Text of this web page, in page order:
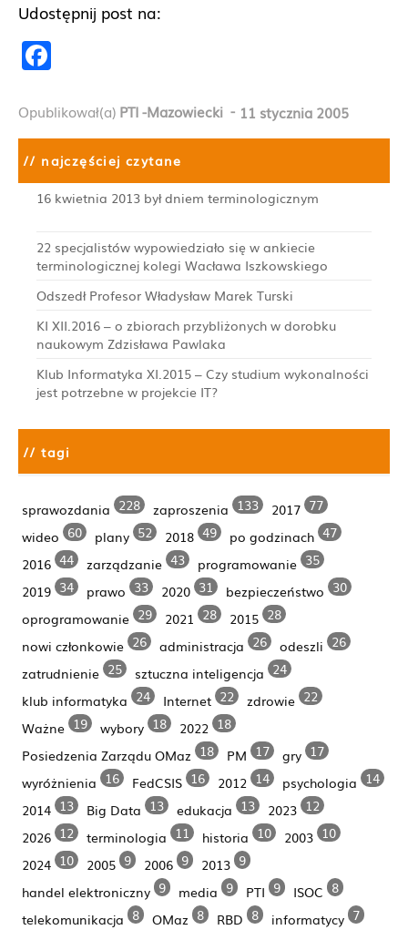
Udostępnij post na:
c
e
b
o
k
Opublikował(a) PTI -Mazowiecki - 11 stycznia 2005
// najczęściej czytane
16 kwietnia 2013 był dniem terminologicznym
22 specjalistów wypowiedziało się w ankiecie
terminologicznej kolegi Wacława Iszkowskiego
Odszedł Profesor Władysław Marek Turski
KI XII.2016 – o zbiorach przybliżonych w dorobku
naukowym Zdzisława Pawlaka
Klub Informatyka XI.2015 – Czy studium wykonalności
jest potrzebne w projekcie IT?
// tagi
sprawozdania 228 zaproszenia 133 2017 77
wideo 60 plany 52 2018 49 po godzinach 47
2016 44 zarządzanie 43 programowanie 35
2019 34 prawo 33 2020 31 bezpieczeństwo 30
oprogramowanie 29 2021 28 2015 28
nowi członkowie 26 administracja 26 odeszli 26
zatrudnienie 25 sztuczna inteligencja 24
klub informatyka 24 Internet 22 zdrowie 22
Ważne 19 wybory 18 2022 18
Posiedzenia Zarządu OMaz 18 PM 17 gry 17
wyróżnienia 16 FedCSIS 16 2012 14 psychologia 14
2014 13 Big Data 13 edukacja 13 2023 12
2026 12 terminologia 11 historia 10 2003 10
2024 10 2005 9 2006 9 2013 9
handel elektroniczny 9 media 9 PTI 9 ISOC 8
telekomunikacja 8 OMaz 8 RBD 8 informatycy 7